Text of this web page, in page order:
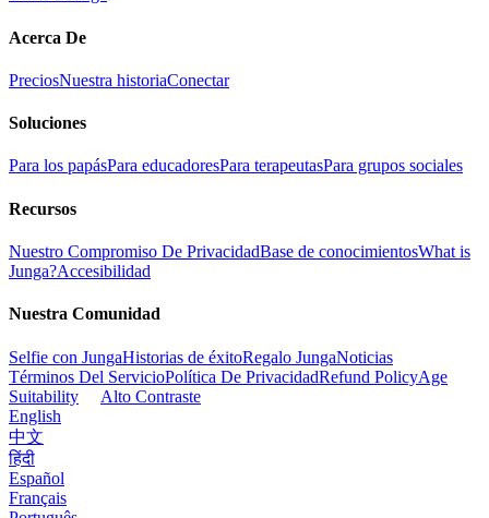
Acerca De
PreciosNuestra historiaConectar
Soluciones
Para los papásPara educadoresPara terapeutasPara grupos sociales
Recursos
Nuestro Compromiso De PrivacidadBase de conocimientosWhat is
Junga?Accesibilidad
Nuestra Comunidad
Selfie con JungaHistorias de éxitoRegalo JungaNoticias
Términos Del ServicioPolítica De PrivacidadRefund PolicyAge
Suitability
Alto Contraste
English
中文
हिंदी
Español
Français